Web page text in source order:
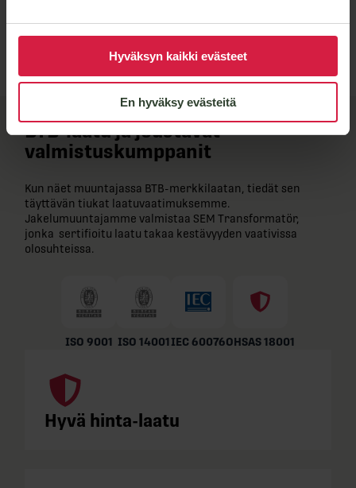
Hyväksyn kaikki evästeet
En hyväksy evästeitä
BTB-​laatu ja joustavat
valmistuskumppanit
Kun näet muuntajassa BTB-​merkkilaatan, tiedät sen
täyttävän tiukat laatuvaatimuksemme.
Jakelumuuntajamme valmistaa SEM Transformatör,
jonka sertifioitu laatu takaa kestävyyden vaativissa
olosuhteissa.
ISO 9001 ISO 14001IEC 60076OHSAS 18001
Hyvä hinta-laatu